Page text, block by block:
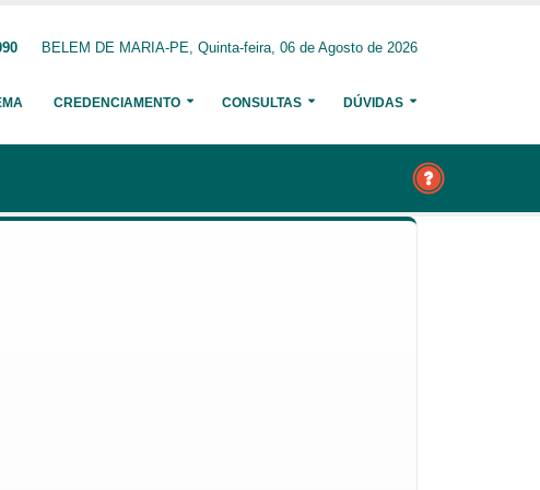
BELEM DE MARIA-PE, Quinta-feira, 06 de Agosto de 2026
CREDENCIAMENTO CONSULTAS DÚVIDAS